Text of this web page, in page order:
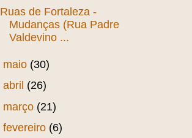
Ruas de Fortaleza -
Mudanças (Rua Padre
Valdevino ...
maio (30)
abril (26)
março (21)
fevereiro (6)